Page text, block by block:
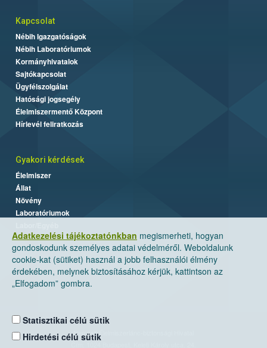
Adatkezelési tájékoztatónkban megismerheti, hogyan
gondoskodunk személyes adatai védelméről. Weboldalunk
cookie-kat (sütiket) használ a jobb felhasználói élmény
érdekében, melynek biztosításához kérjük, kattintson az
„Elfogadom” gombra.
Statisztikai célú sütik
Hirdetési célú sütik
Kapcsolat
Nébih Igazgatóságok
Nébih Laboratóriumok
Kormányhivatalok
Sajtókapcsolat
Ügyfélszolgálat
Hatósági jogsegély
Élelmiszermentő Központ
Hírlevél feliratkozás
Gyakori kérdések
Élelmiszer
Állat
Növény
Laboratóriumok
Nemzeti Élelmiszerlánc-biztonsági Hivatal